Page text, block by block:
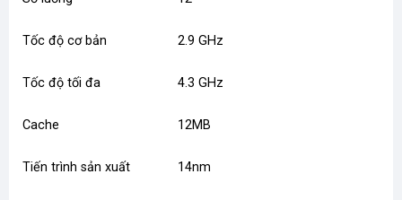
Tốc độ cơ bản 2.9 GHz
Tốc độ tối đa 4.3 GHz
Cache 12MB
Tiến trình sản xuất 14nm